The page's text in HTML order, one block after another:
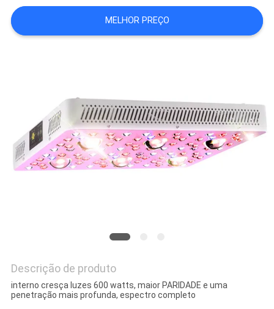
MAPA
DO
POLICY
MELHOR PREÇO
Descrição de produto
interno cresça luzes 600 watts, maior PARIDADE e uma
penetração mais profunda, espectro completo